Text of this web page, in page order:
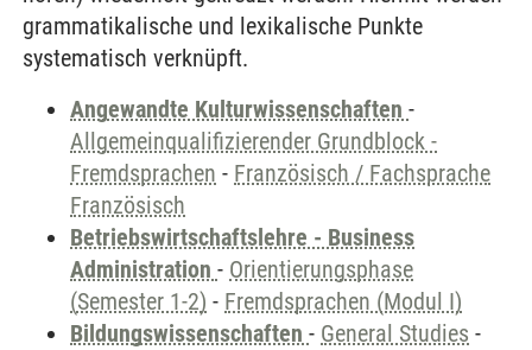
grammatikalische und lexikalische Punkte
systematisch verknüpft.
Angewandte Kulturwissenschaften -
Allgemeinqualifizierender Grundblock -
Fremdsprachen - Französisch / Fachsprache
Französisch
Betriebswirtschaftslehre - Business
Administration - Orientierungsphase
(Semester 1-2) - Fremdsprachen (Modul I)
Bildungswissenschaften - General Studies -